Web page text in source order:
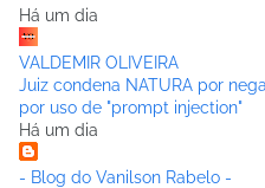
Há um dia
VALDEMIR OLIVEIRA
Juiz condena NATURA por
por uso de "prompt injection"
Há um dia
- Blog do Vanilson Rabelo -